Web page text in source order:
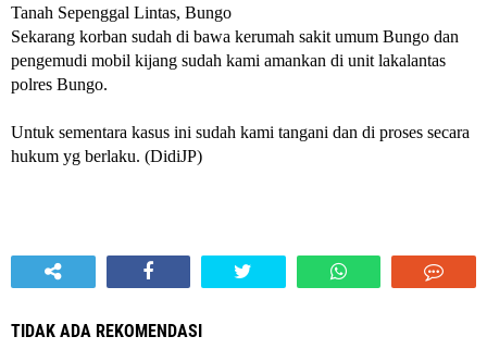
Tanah Sepenggal Lintas, Bungo
Sekarang korban sudah di bawa kerumah sakit umum Bungo dan
pengemudi mobil kijang sudah kami amankan di unit lakalantas
polres Bungo.
Untuk sementara kasus ini sudah kami tangani dan di proses secara
hukum yg berlaku. (DidiJP)
TIDAK ADA REKOMENDASI